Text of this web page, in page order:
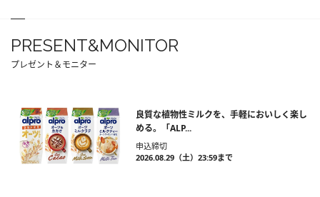
PRESENT&MONITOR
プレゼント＆モニター
良質な植物性ミルクを、手軽においしく楽し
める。「ALP...
申込締切
2026.08.29（土）23:59まで